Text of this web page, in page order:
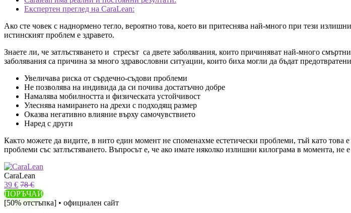
Експертен преглед на CaraLean:
Ако сте човек с наднормено тегло, вероятно това, което ви притеснява най-много при тези
истинският проблем е здравето.
Знаете ли, че затлъстяването и стресът са двете заболявания, които причиняват най-много
заболявания са причина за много здравословни ситуации, които биха могли да бъдат
Увеличава риска от сърдечно-съдови проблеми
Не позволява на индивида да си почива достатъчно добре
Намалява мобилността и физическата устойчивост
Улеснява намирането на дрехи с подходящ размер
Оказва негативно влияние върху самочувствието
Наред с други
Както можете да видите, в нито един момент не споменахме естетически проблеми, тъй като това
проблеми със затлъстяването. Въпросът е, че ако имате няколко излишни килограма в момента, не
CaraLean
39 € 78 €
ПОРЪЧАЙ
[50% отстъпка] • официален сайт